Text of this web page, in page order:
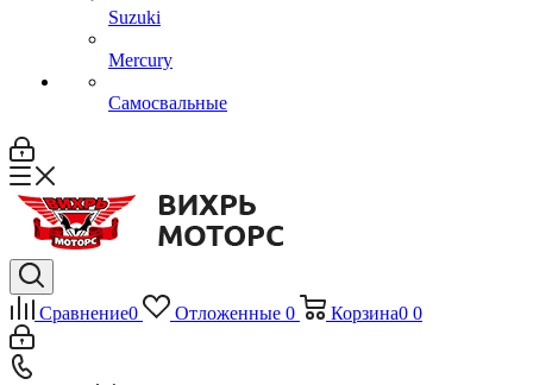
Suzuki
Mercury
Самосвальные
Сравнение0 Отложенные 0 Корзина0 0